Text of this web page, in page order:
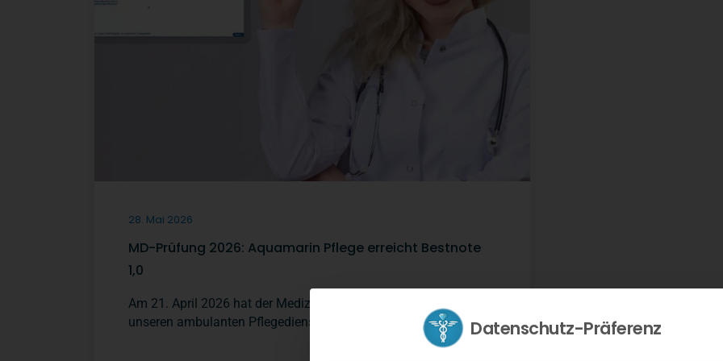
28. Mai 2026
MD-Prüfung 2026: Aquamarin Pflege erreicht Bestnote
1,0
Am 21. April 2026 hat der Medizinische Dienst Nordrhein
unseren ambulanten Pflegedienst in Essen geprüft....
Datenschutz-Präferenz